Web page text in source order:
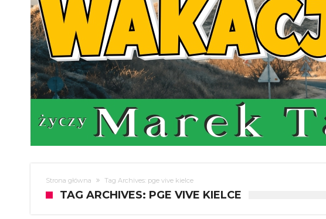
Strona główna Tag Archives: pge vive kielce
TAG ARCHIVES: PGE VIVE KIELCE